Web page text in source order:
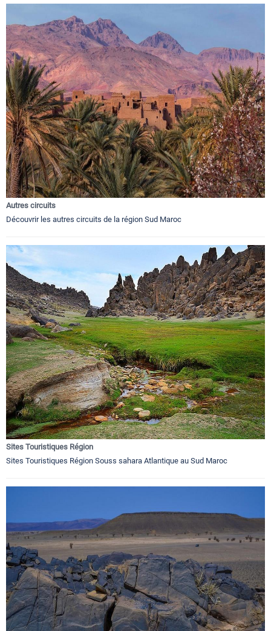
Autres circuits
Découvrir les autres circuits de la région Sud Maroc
Sites Touristiques Région
Sites Touristiques Région Souss sahara Atlantique au Sud Maroc